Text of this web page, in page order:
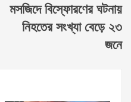
মসজিদে বিস্ফোরণের ঘটনায়
নিহতের সংখ্যা বেড়ে ২৩
জনে